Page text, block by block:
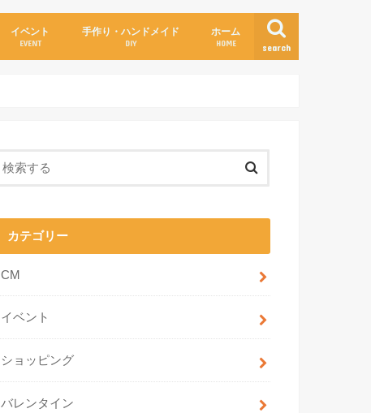
search
イベント
EVENT
手作り・ハンドメイド
DIY
ホーム
HOME
カテゴリー
CM
イベント
ショッピング
バレンタイン